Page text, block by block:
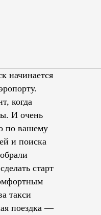
начинается
когда
И очень
по вашему
и поиска
старт
такси
поездка —